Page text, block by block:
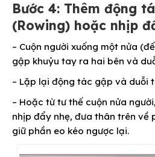
Bước 4: Thêm động
(Rowing) hoặc nhịp
– Cuộn người xuống một nửa
gập khuỷu tay ra hai bên và
– Lặp lại động tác gập và duỗi
– Hoặc từ tư thế cuộn nửa
nhịp đẩy nhẹ, đưa thân trên về
giữ phần eo kéo ngược lại.